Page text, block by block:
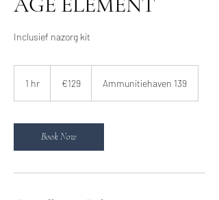
Inclusief nazorg kit
1 hr €129 Ammunitiehaven 139
Book Now